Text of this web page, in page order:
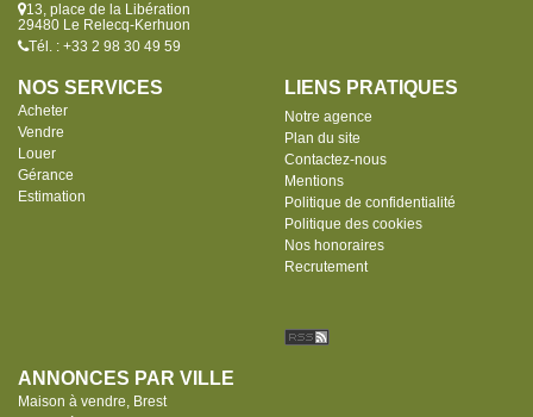
13, place de la Libération
29480 Le Relecq-Kerhuon
Tél. : +33 2 98 30 49 59
NOS SERVICES
Acheter
Vendre
Louer
Gérance
Estimation
LIENS PRATIQUES
Notre agence
Plan du site
Contactez-nous
Mentions
Politique de confidentialité
Politique des cookies
Nos honoraires
Recrutement
ANNONCES PAR VILLE
Maison à vendre, Brest